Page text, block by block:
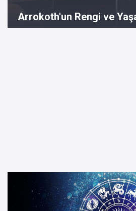
Arrokoth'un Rengi ve